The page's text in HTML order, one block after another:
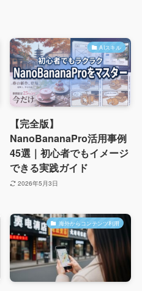
AIスキル
【完全版】
NanoBananaPro活用事例
45選｜初心者でもイメージ
できる実践ガイド
2026年5月3日
海外からコンテンツ利用